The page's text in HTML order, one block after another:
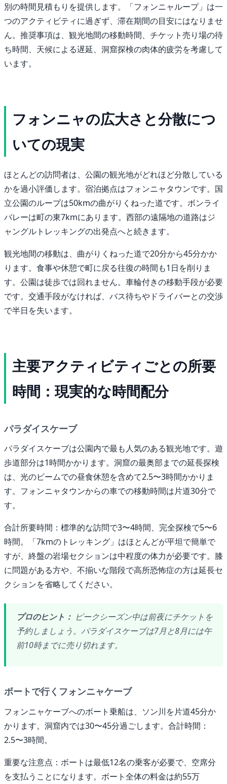
別の時間見積もりを提供します。「フォンニャループ」は一
つのアクティビティに過ぎず、滞在期間の目安にはなりませ
ん。推奨事項は、観光地間の移動時間、チケット売り場の待
ち時間、天候による遅延、洞窟探検の肉体的疲労を考慮して
います。
フォンニャの広大さと分散につ
いての現実
ほとんどの訪問者は、公園の観光地がどれほど分散している
かを過小評価します。宿泊拠点はフォンニャタウンです。国
立公園のループは50kmの曲がりくねった道です。ボンライ
バレーは町の東7kmにあります。西部の遠隔地の道路はジ
ャングルトレッキングの出発点へと続きます。
観光地間の移動は、曲がりくねった道で20分から45分かか
ります。食事や休憩で町に戻る往復の時間も1日を削りま
す。公園は徒歩では回れません。車輪付きの移動手段が必要
です。交通手段がなければ、バス待ちやドライバーとの交渉
で半日を失います。
主要アクティビティごとの所要
時間：現実的な時間配分
パラダイスケーブ
パラダイスケーブは公園内で最も人気のある観光地です。遊
歩道部分は1時間かかります。洞窟の最奥部までの延長探検
は、光のビームでの昼食休憩を含めて2.5〜3時間かかりま
す。フォンニャタウンからの車での移動時間は片道30分で
す。
合計所要時間：標準的な訪問で3〜4時間、完全探検で5〜6
時間。「7kmのトレッキング」はほとんどが平坦で簡単で
すが、終盤の岩場セクションは中程度の体力が必要です。膝
に問題がある方や、不揃いな階段で高所恐怖症の方は延長セ
クションを省略してください。
プロのヒント： ピークシーズン中は前夜にチケットを
予約しましょう。パラダイスケーブは7月と8月には午
前10時までに売り切れます。
ボートで行くフォンニャケーブ
フォンニャケーブへのボート乗船は、ソン川を片道45分か
かります。洞窟内では30〜45分過ごします。合計時間：
2.5〜3時間。
重要な注意点：ボートは最低12名の乗客が必要で、空席分
を支払うことになります。ボート全体の料金は約55万